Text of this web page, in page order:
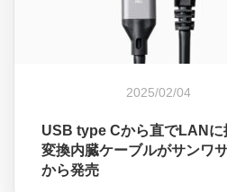
2025/02/04
USB type Cから直でLANに
変換内臓ケーブルがサンワ
から発売